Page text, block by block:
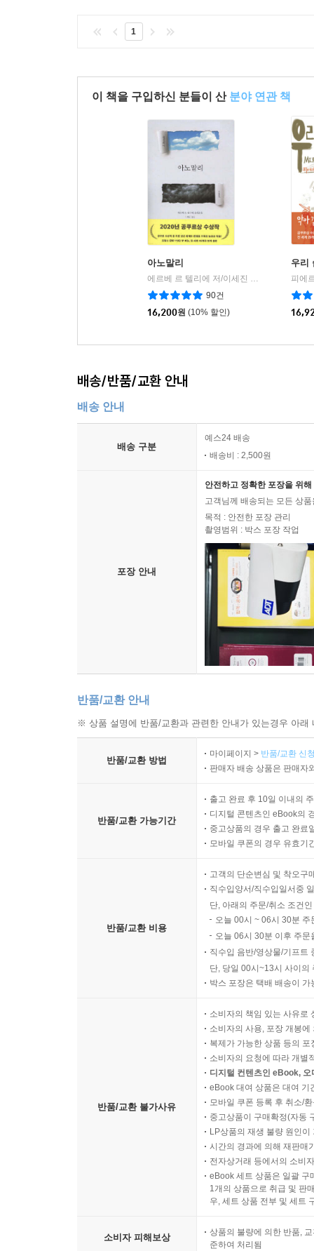
“말도 안 되는 세상에서 살든 그렇지 않은 다
없다는 허망함 때문에 산산이 흩어져 버릴 것이
혁명의 영웅이자 탁월한 전략가로 활동했던 가
있어 인생이란 부조리한 것이지만 무의미한(무의
이 의지는 아이러니하게도 생의 무상함에서 오
인물이 가린이라고 말하기도 했는데 “신은 죽었
가린은 분명 초인(Ubermensch)에 들어맞는
주목함으로써 삶의 유의미성을 회복할 수 있으
시련과 시험의 연속인 인생에서 삶의 의미를 찾
본성 규명과 같은 우리 모두가 풀어야만 하는 현
1
이 책을 구입하신 분들이 산 분야 연관 책
아노말리
에르베 르 텔리에 저/이세진 역
90건
16,200원 (10% 할인)
우리
배송/반품/교환 안내
배송 안내
배송 구분
예스24 배송
배송비 : 2,500원
포장 안내
안전하고 정확한 포장을 위
고객님께 배송되는 모든 상
목적 : 안전한 포장 관리
촬영범위 : 박스 포장 작업
반품/교환 안내
※ 상품 설명에 반품/교환과 관련한 안내가 있는경우 아
반품/교환 방법
마이페이지 > 반품/교환 신
판매자 배송 상품은 판매자
반품/교환 가능기간
출고 완료 후 10일 이내의
디지털 콘텐츠인 eBook의
중고상품의 경우 출고 완료
모바일 쿠폰의 경우 유효기
반품/교환 비용
고객의 단순변심 및 착오구
직수입양서/직수입일서중
단, 아래의 주문/취소 조건
오늘 00시 ~ 06시 30분
오늘 06시 30분 이후 주
직수입 음반/영상물/기프트
단, 당일 00시~13시 사이의
박스 포장은 택배 배송이
반품/교환 불가사유
소비자의 책임 있는 사유로
소비자의 사용, 포장 개봉
복제가 가능한 상품 등의
소비자의 요청에 따라 개별
디지털 컨텐츠인 eBook,
eBook 대여 상품은 대여 기
모바일 쿠폰 등록 후 취소/
중고상품이 구매확정(자동
LP상품의 재생 불량 원인
시간의 경과에 의해 재판매
전자상거래 등에서의 소비
eBook 세트 상품은 일괄 구
1개의 상품으로 취급 및 판
우, 세트 상품 전부 및 세트
소비자 피해보상
상품의 불량에 의한 반품,
준하여 처리됨